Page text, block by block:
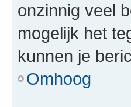
onzinnig veel
mogelijk het
kunnen je
Omhoog